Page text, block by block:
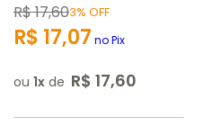
R$17,603% OFF
R$ 17,07 no Pix
ou 1 de R$ 17,60